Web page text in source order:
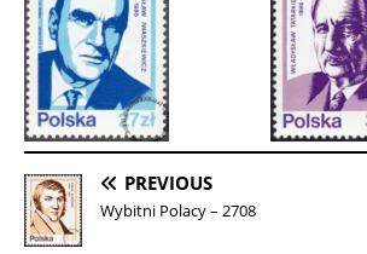
PREVIOUS
Wybitni Polacy – 2708